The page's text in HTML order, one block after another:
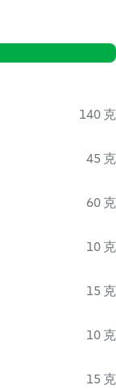
140 克
45 克
60 克
10 克
15 克
10 克
15 克